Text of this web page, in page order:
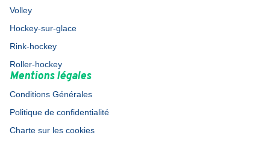
Volley
Hockey-sur-glace
Rink-hockey
Roller-hockey
Mentions légales
Conditions Générales
Politique de confidentialité
Charte sur les cookies